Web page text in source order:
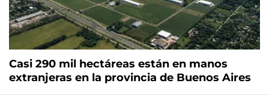
Casi 290 mil hectáreas están en manos
extranjeras en la provincia de Buenos Aires